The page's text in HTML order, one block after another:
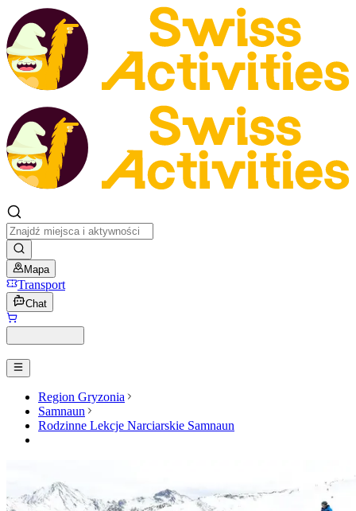
Mapa
Transport
Chat
Region Gryzonia
Samnaun
Rodzinne Lekcje Narciarskie Samnaun